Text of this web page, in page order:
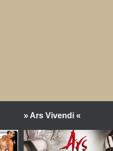
» Ars Vivendi «